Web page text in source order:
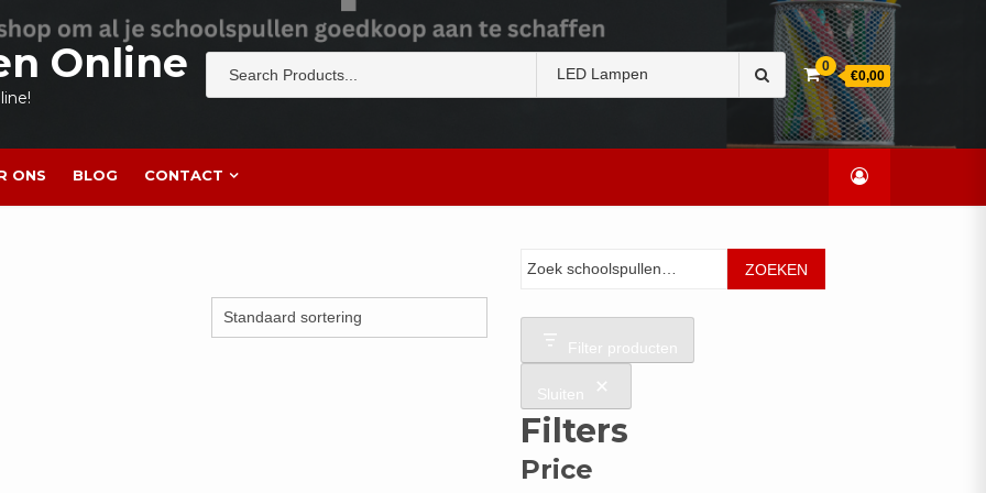
Online
naar:
0
€0,00
ONS BLOG CONTACT
ZOEKEN
Filter producten
Sluiten
Filters
Price